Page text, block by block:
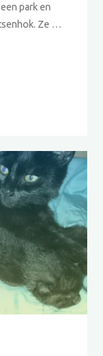
park en
Ze …